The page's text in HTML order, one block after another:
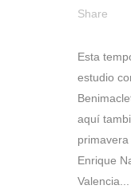
Share
Esta
estudio
aquí
Enrique
Valencia...